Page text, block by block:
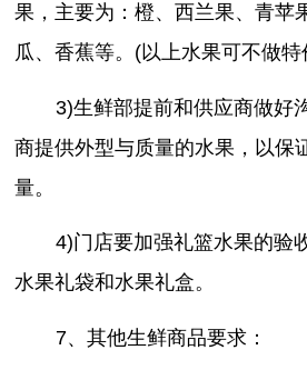
果，主要为：橙、西兰果、青苹
瓜、香蕉等。(以上水果可不做
3)生鲜部提前和供应商做好
商提供外型与质量的水果，以保
量。
4)门店要加强礼篮水果的验
水果礼袋和水果礼盒。
7、其他生鲜商品要求：